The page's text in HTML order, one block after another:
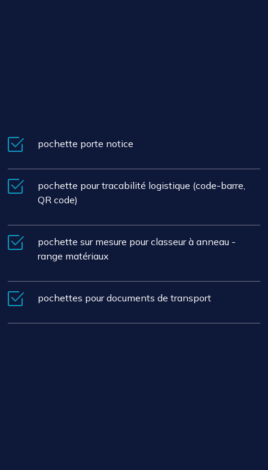
pochette porte notice
pochette pour tracabilité logistique (code-barre,
QR code)
pochette sur mesure pour classeur à anneau -
range matériaux
pochettes pour documents de transport